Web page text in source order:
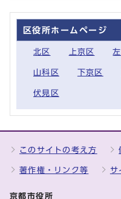
区役所ホームページ
北区 上京区
山科区 下京区
伏見区
このサイトの考え方
著作権・リンク等 サ
京都市役所